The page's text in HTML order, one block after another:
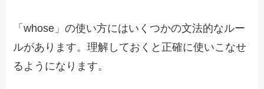
「whose」の使い方にはいくつかの文法的なルー
ルがあります。理解しておくと正確に使いこなせ
るようになります。